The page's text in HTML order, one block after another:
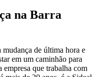
na Barra
de última hora e
em um caminhão para
empresa que trabalha com